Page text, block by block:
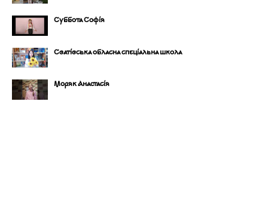
Суббота Софія
Сватівська обласна спеціальна школа
Моряк Анастасія